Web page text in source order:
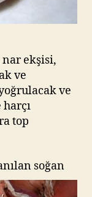
nar ekşisi,
ve
ve
top
soğan